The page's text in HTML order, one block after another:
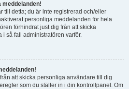
till detta; du är inte registrerad och/eller
personliga meddelanden för hela
förhindrat just dig från att skicka
så fall administratören varför.
att skicka personliga användare till dig
som du ställer in i din kontrollpanel. Om